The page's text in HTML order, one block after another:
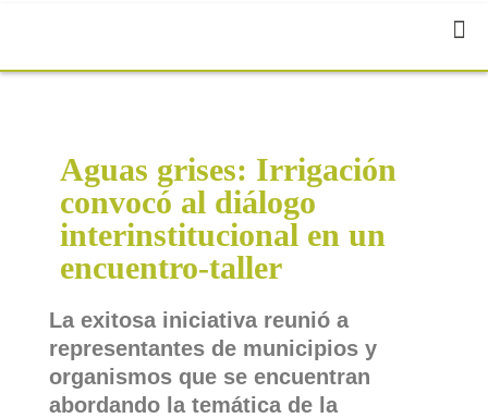
Aguas grises: Irrigación
convocó al diálogo
interinstitucional en un
encuentro-taller
La exitosa iniciativa reunió a
representantes de municipios y
organismos que se encuentran
abordando la temática de la